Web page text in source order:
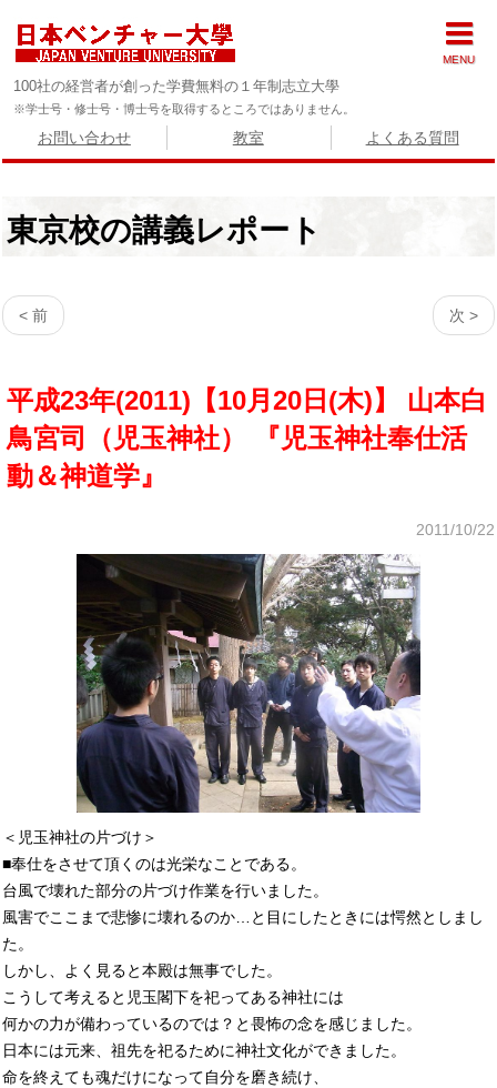
100社の経営者が創った学費無料の１年制志立大學
※学士号・修士号・博士号を取得するところではありません。
お問い合わせ 教室 よくある質問
東京校の講義レポート
< 前 次 >
平成23年(2011)【10月20日(木)】 山本白
鳥宮司（児玉神社） 『児玉神社奉仕活
動＆神道学』
2011/10/22
＜児玉神社の片づけ＞
■奉仕をさせて頂くのは光栄なことである。
台風で壊れた部分の片づけ作業を行いました。
風害でここまで悲惨に壊れるのか…と目にしたときには愕然としまし
た。
しかし、よく見ると本殿は無事でした。
こうして考えると児玉閣下を祀ってある神社には
何かの力が備わっているのでは？と畏怖の念を感じました。
日本には元来、祖先を祀るために神社文化ができました。
命を終えても魂だけになって自分を磨き続け、
MENU